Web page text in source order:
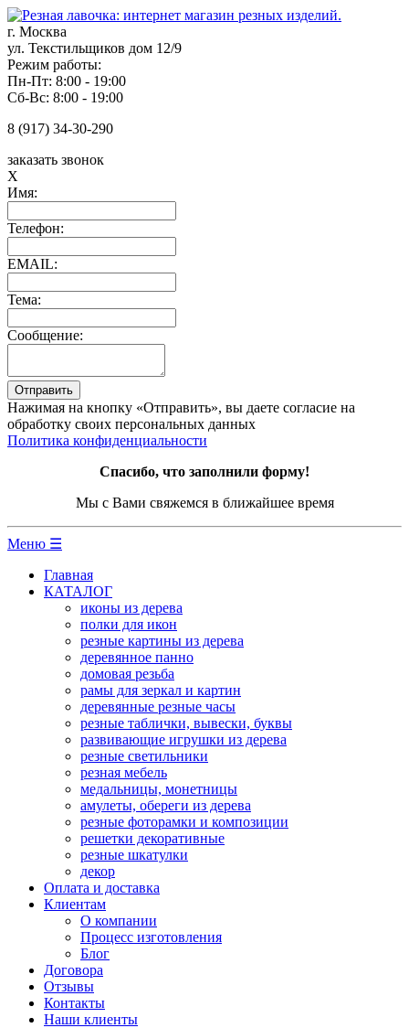
г. Москва
ул. Текстильщиков дом 12/9
Режим работы:
Пн-Пт: 8:00 - 19:00
Сб-Вс: 8:00 - 19:00
8 (917) 34-30-290
заказать звонок
X
Имя:
Телефон:
EMAIL:
Тема:
Сообщение:
Нажимая на кнопку «Отправить», вы даете согласие на
обработку своих персональных данных
Политика конфиденциальности
Спасибо, что заполнили форму!
Мы с Вами свяжемся в ближайшее время
Меню ☰
Главная
КАТАЛОГ
иконы из дерева
полки для икон
резные картины из дерева
деревянное панно
домовая резьба
рамы для зеркал и картин
деревянные резные часы
резные таблички, вывески, буквы
развивающие игрушки из дерева
резные светильники
резная мебель
медальницы, монетницы
амулеты, обереги из дерева
резные фоторамки и композиции
решетки декоративные
резные шкатулки
декор
Оплата и доставка
Клиентам
О компании
Процесс изготовления
Блог
Договора
Отзывы
Контакты
Наши клиенты